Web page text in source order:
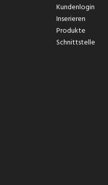
Kundenlogin
Inserieren
Produkte
Schnittstelle